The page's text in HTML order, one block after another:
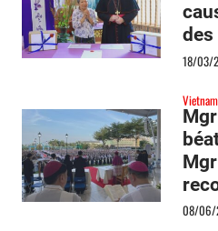
18/03/
Vietnam
08/06/